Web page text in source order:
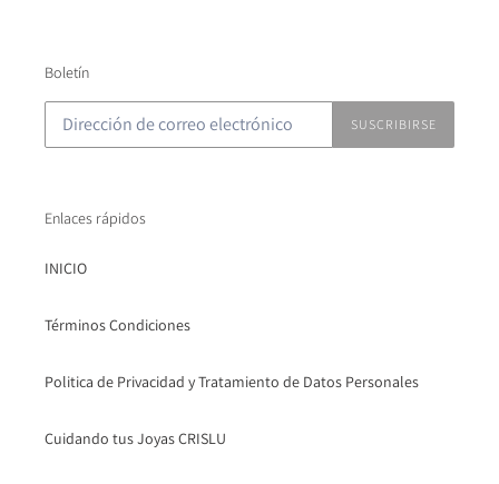
Boletín
SUSCRIBIRSE
Enlaces rápidos
INICIO
Términos Condiciones
Politica de Privacidad y Tratamiento de Datos Personales
Cuidando tus Joyas CRISLU